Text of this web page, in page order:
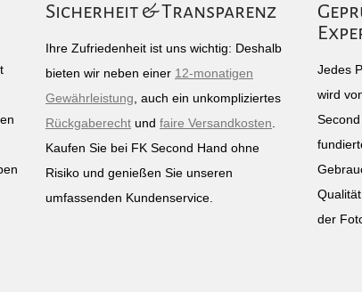
Sicherheit & Transparenz
Ihre Zufriedenheit ist uns wichtig: Deshalb
bieten wir neben einer 12-monatigen
Gewährleistung , auch ein unkompliziertes
Rückgaberecht und faire Versandkosten
Kaufen Sie bei FK Second Hand ohne
Risiko und genießen Sie unseren
umfassenden Kundenservice.
Jedes
wird
der